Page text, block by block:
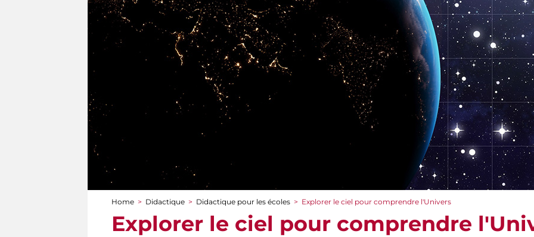
You are here
Home > Didactique > Didactique pour les écoles > Explorer le ciel pour comprendre l'Univers
Explorer le ciel pour comprendre